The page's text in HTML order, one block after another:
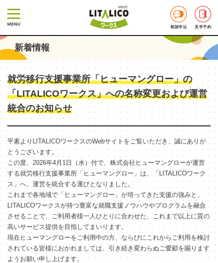
相談申込 見学予約
新着情報
就労移行支援事業所「ヒューマングロー」の
「LITALICOワークス」への名称変更および運営
統合のお知らせ
平素よりLITALICOワークスのWebサイトをご覧いただき、誠にありが
とうございます。
この度、2026年4月1日（水）付で、株式会社ヒューマングローが運営
する就労移行支援事業所「ヒューマングロー」は、「LITALICOワーク
ス」へ、運営を統合する運びとなりました。
これまで各地域で「ヒューマングロー」が培ってきた支援の強みと、
LITALICOワークスが持つ豊富な就職支援ノウハウやプログラムを融合
させることで、ご利用者様一人ひとりに合わせた、これまで以上に質の
高いサービス提供を目指してまいります。
現在ヒューマングローをご利用中の方、ならびにこれからご利用を検討
されている皆様におかれましては、引き続き変わらぬご愛顧を賜ります
ようお願い申し上げます。